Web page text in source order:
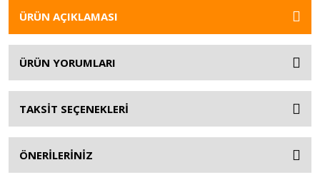
ÜRÜN AÇIKLAMASI
ÜRÜN YORUMLARI
TAKSİT SEÇENEKLERİ
ÖNERİLERİNİZ